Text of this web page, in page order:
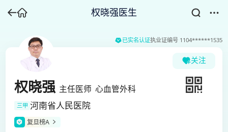
权晓强医生
已实名认证执业证编号 1104******1535
关注
权晓强 主任医师 心血管外科
三甲 河南省人民医院
复旦榜A